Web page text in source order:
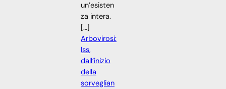
un’esisten
za intera.
[…]
Arbovirosi:
Iss,
dall’inizio
della
sorveglian